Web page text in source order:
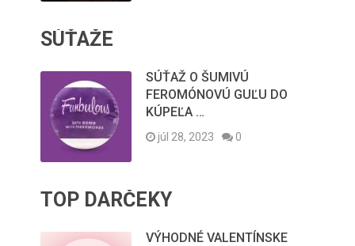
SÚŤAŽE
SÚŤAŽ O ŠUMIVÚ
FEROMÓNOVÚ GUĽU DO
KÚPEĽA …
júl 28, 2023 0
TOP DARČEKY
VÝHODNÉ VALENTÍNSKE